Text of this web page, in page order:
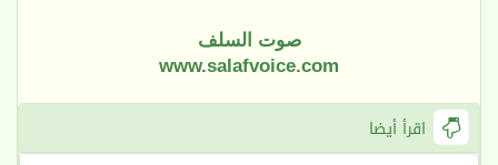
صوت السلف
www.salafvoice.com
اقرأ أيضا